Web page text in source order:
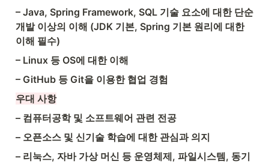
– Java, Spring Framework, SQL 기술 요소에 대한 단순
개발 이상의 이해 (JDK 기본, Spring 기본 원리에 대한
이해 필수)
– Linux 등 OS에 대한 이해
– GitHub 등 Git을 이용한 협업 경험
우대 사항
– 컴퓨터공학 및 소프트웨어 관련 전공
– 오픈소스 및 신기술 학습에 대한 관심과 의지
– 리눅스, 자바 가상 머신 등 운영체제, 파일시스템, 동기